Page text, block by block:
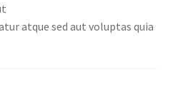
atque sed aut voluptas quia